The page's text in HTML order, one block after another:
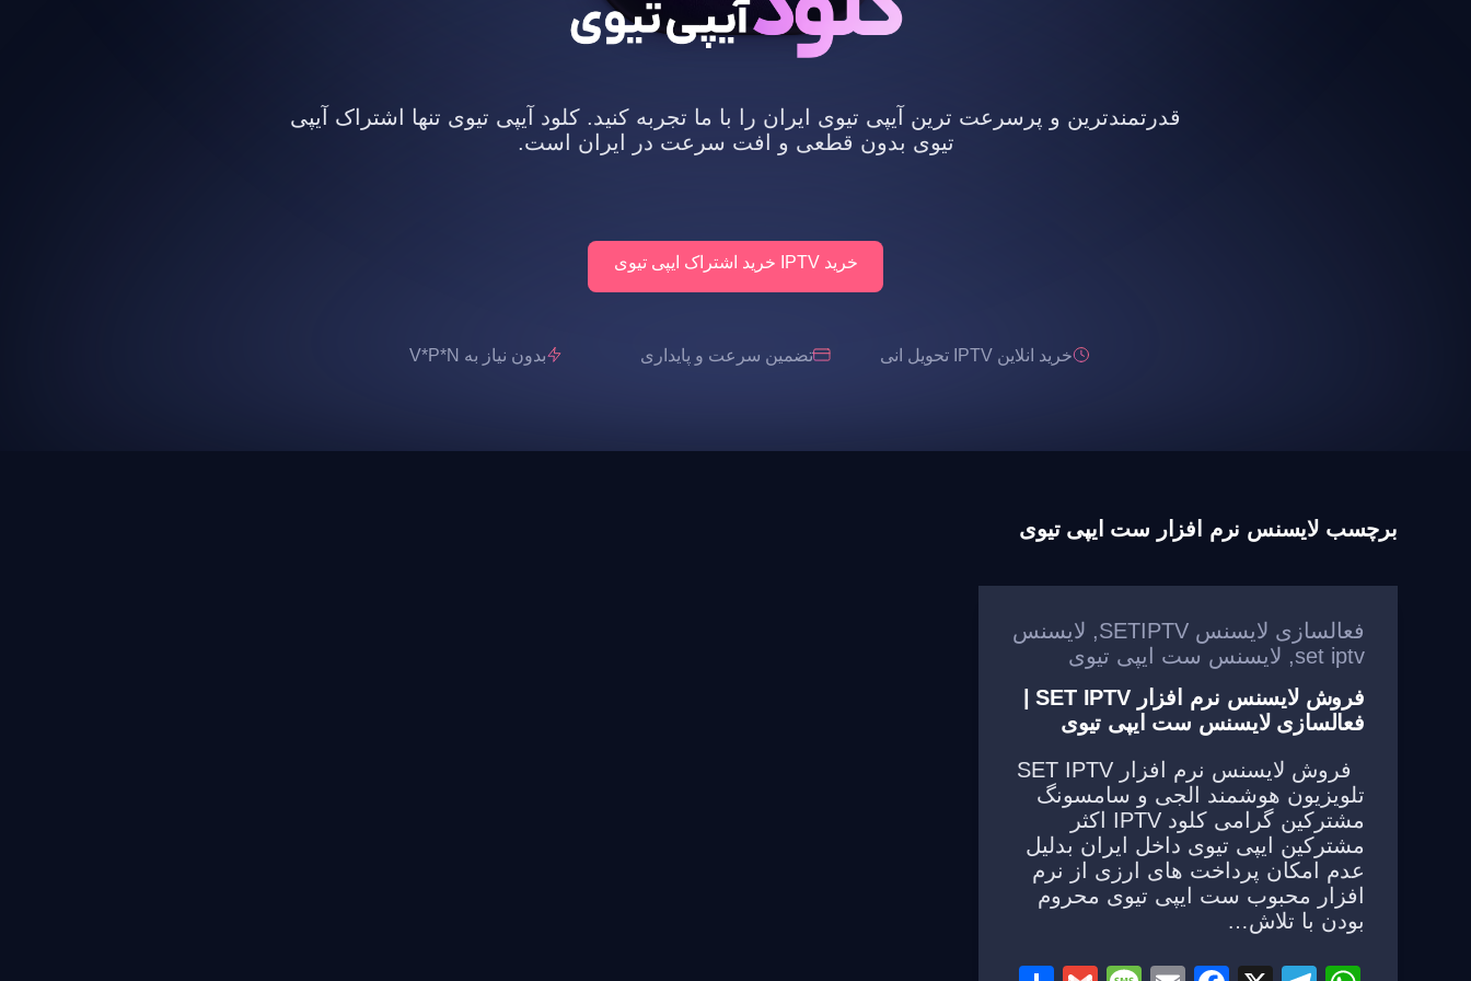
قدرتمندترین و پرسرعت ترین آیپی تیوی ایران را با ما تجربه کنید. کلود آیپی تیوی تنها اشتراک آیپی
تیوی بدون قطعی و افت سرعت در ایران است.
خرید IPTV خرید اشتراک ایپی تیوی
خرید انلاین IPTV تحویل انی تضمین سرعت و پایداری بدون نیاز به V*P*N
برچسب لایسنس نرم افزار ست ایپی تیوی
فعالسازی لایسنس SETIPTV , لایسنس
set iptv
, لایسنس ست ایپی تیوی
فروش لایسنس نرم افزار SET IPTV |
فعالسازی لایسنس ست ایپی تیوی
فروش لایسنس نرم افزار SET IPTV
تلویزیون هوشمند الجی و سامسونگ
مشترکین گرامی کلود IPTV اکثر
مشترکین ایپی تیوی داخل ایران بدلیل
عدم امکان پرداخت های ارزی از نرم
افزار محبوب ست ایپی تیوی محروم
بودن با تلاش…